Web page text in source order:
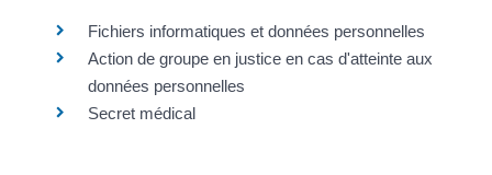
Fichiers informatiques et données personnelles
Action de groupe en justice en cas d'atteinte aux
données personnelles
Secret médical